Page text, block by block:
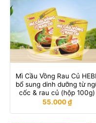
Mì Cầu Vồng Rau Củ
bổ sung dinh dưỡng từ
cốc & rau củ (hộp 100g)
55.000₫